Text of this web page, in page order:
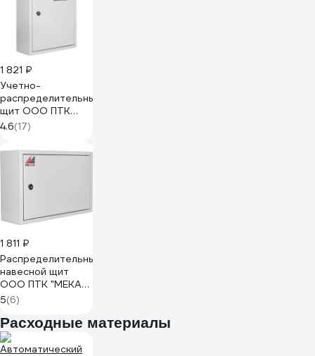
1 821 ₽
Учетно-
распределительный
щит ООО ПТК
"МЕКАС" ЩРУН
1/12 Э IP31
(360х280х110)
4.6(17)
1 811 ₽
Распределительный
навесной щит
ООО ПТК "МЕКАС"
ЩРН-16 IP31
(260х385х125)
1022
5(6)
Расходные материалы